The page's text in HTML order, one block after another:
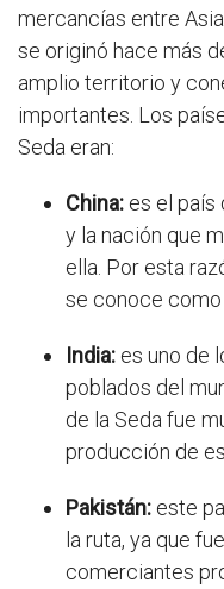
mercancías entre
se originó hace más
amplio territorio y
importantes. Los
Seda eran:
China: es el país
y la nación que
ella. Por esta
se conoce como
India: es uno de
poblados del
de la Seda fue
producción de
Pakistán: este
la ruta, ya que
comerciantes